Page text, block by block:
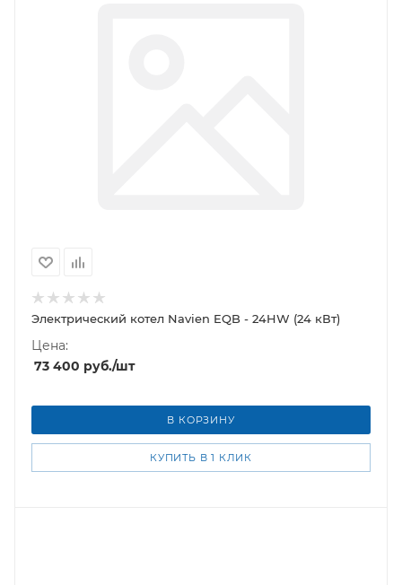
Электрический котел Navien EQB - 24HW (24 кВт)
Цена:
73 400 руб./шт
В КОРЗИНУ
КУПИТЬ В 1 КЛИК